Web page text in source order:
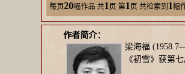
每页20幅作品 共1 页 第1 页 共检索到 1幅
作者简介：
梁海福
《初雪》获第